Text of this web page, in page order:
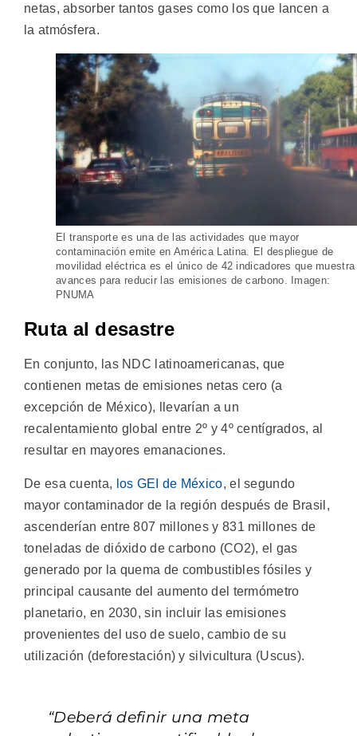
netas, absorber tantos gases como los que lancen a
la atmósfera.
El transporte es una de las actividades que mayor
contaminación emite en América Latina. El despliegue de
movilidad eléctrica es el único de 42 indicadores que muestra
avances para reducir las emisiones de carbono. Imagen:
PNUMA
Ruta al desastre
En conjunto, las NDC latinoamericanas, que
contienen metas de emisiones netas cero (a
excepción de México), llevarían a un
recalentamiento global entre 2º y 4º centígrados, al
resultar en mayores emanaciones.
De esa cuenta, los GEI de México, el segundo
mayor contaminador de la región después de Brasil,
ascenderían entre 807 millones y 831 millones de
toneladas de dióxido de carbono (CO2), el gas
generado por la quema de combustibles fósiles y
principal causante del aumento del termómetro
planetario, en 2030, sin incluir las emisiones
provenientes del uso de suelo, cambio de su
utilización (deforestación) y silvicultura (Uscus).
“Deberá definir una meta